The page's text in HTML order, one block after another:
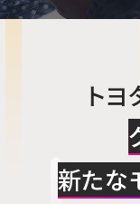
トヨ
新たな